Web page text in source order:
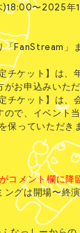
〜2025年
「FanStream」
チケット】は、
お申込みいただ
ケット】は、
ので、イベント
保っていただき
コメント欄に降
グは開場〜終